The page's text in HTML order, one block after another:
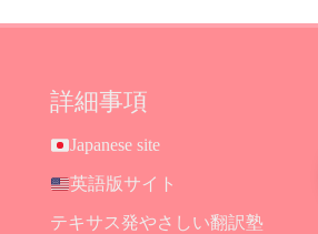
詳細事項
Japanese site
英語版サイト
テキサス発やさしい翻訳塾